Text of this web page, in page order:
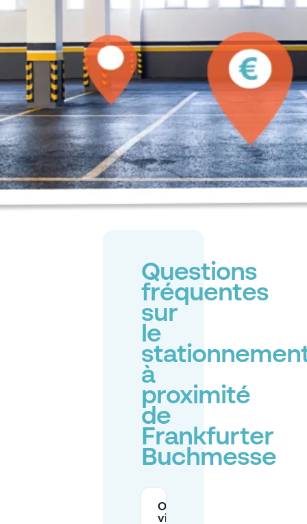
Questions
fréquentes
sur
le
à
proximité
de
Frankfurter
Buchmesse
Où les
visiteurs